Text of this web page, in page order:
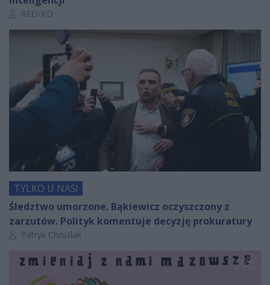
Autor artykułu:
RED/KD
TYLKO U NAS!
Śledztwo umorzone. Bąkiewicz oczyszczony z
zarzutów. Polityk komentuje decyzję prokuratury
Autor artykułu:
Patryk Chruślak